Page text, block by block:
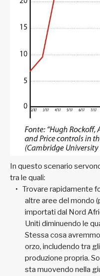
In questo scenario
tra le quali:
Trovare rapidamente
altre aree del mondo
importati dal Nord
Uniti diminuendo le
Stessa cosa
orzo, includendo tra
produzione propria.
sta muovendo nella